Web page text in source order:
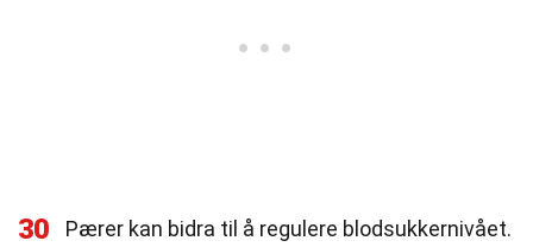
30 Pærer kan bidra til å regulere blodsukkernivået.